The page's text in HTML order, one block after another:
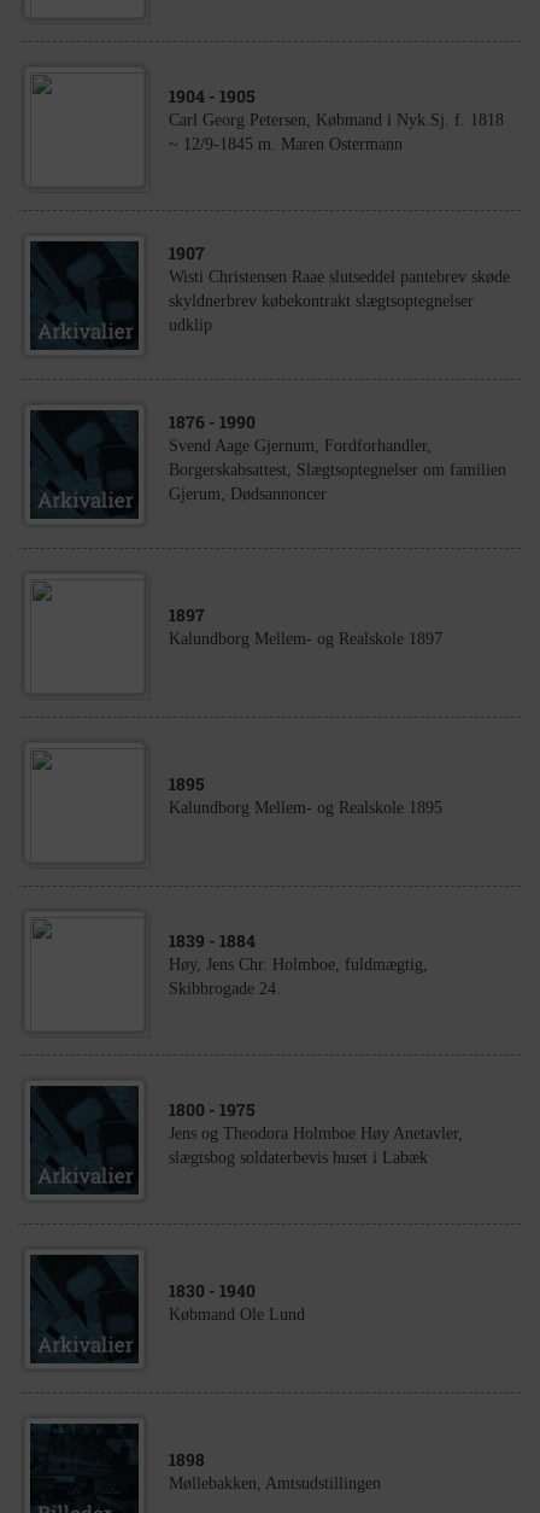
1904 - 1905
Carl Georg Petersen, Købmand i Nyk.Sj. f. 1818
~ 12/9-1845 m. Maren Ostermann
1907
Wisti Christensen Raae slutseddel pantebrev skøde
skyldnerbrev købekontrakt slægtsoptegnelser
udklip
1876 - 1990
Svend Aage Gjernum, Fordforhandler,
Borgerskabsattest, Slægtsoptegnelser om familien
Gjerum, Dødsannoncer
1897
Kalundborg Mellem- og Realskole 1897
1895
Kalundborg Mellem- og Realskole 1895
1839 - 1884
Høy, Jens Chr. Holmboe, fuldmægtig,
Skibbrogade 24.
1800 - 1975
Jens og Theodora Holmboe Høy Anetavler,
slægtsbog soldaterbevis huset i Labæk
1830 - 1940
Købmand Ole Lund
1898
Møllebakken, Amtsudstillingen